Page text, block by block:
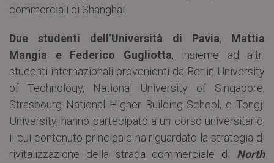
commerciali di Shanghai.
Due studenti dell’Università di Pavia, Mattia
Mangia e Federico Gugliotta, insieme ad altri
studenti internazionali provenienti da Berlin University
of Technology, National University of Singapore,
Strasbourg National Higher Building School, e Tongji
University, hanno partecipato a un corso universitario,
il cui contenuto principale ha riguardato la strategia di
rivitalizzazione della strada commerciale di North